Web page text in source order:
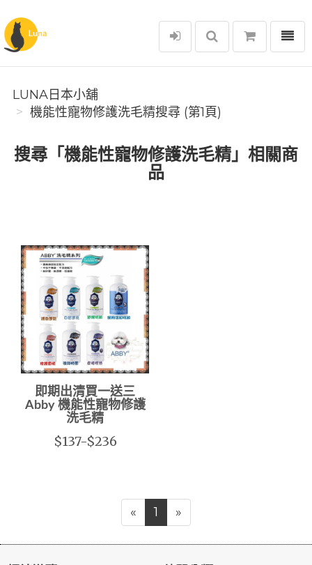
Luna日本小舖
選單
LUNA日本小舖
機能性寵物修護洗毛精搜尋 (第1頁)
搜尋「機能性寵物修護洗毛精」相關商
品
即期出清買一送三
Abby 機能性寵物修護
洗毛精
$137-$236
« 1 »